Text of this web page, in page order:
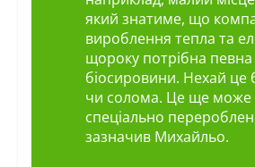
який знатиме, що
вироблення тепла та
щороку потрібна певна
біосировини. Нехай це
чи солома. Це ще може
спеціально
зазначив Михайльо.